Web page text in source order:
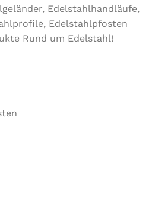
Edelstahlhandläufe,
Edelstahlpfosten
Rund um Edelstahl!